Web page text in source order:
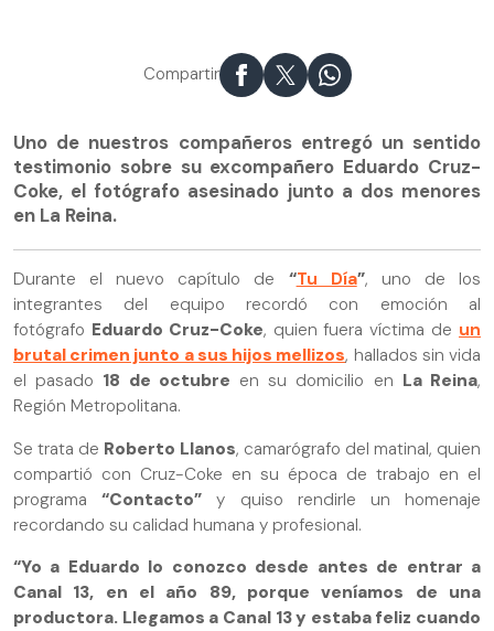
Compartir
Uno de nuestros compañeros entregó un sentido
testimonio sobre su excompañero Eduardo Cruz-
Coke, el fotógrafo asesinado junto a dos menores
en La Reina.
Durante el nuevo capítulo de “Tu Día”, uno de los
integrantes del equipo recordó con emoción al
fotógrafo Eduardo Cruz-Coke, quien fuera víctima de un
brutal crimen junto a sus hijos mellizos, hallados sin vida
el pasado 18 de octubre en su domicilio en La Reina,
Región Metropolitana.
Se trata de Roberto Llanos, camarógrafo del matinal, quien
compartió con Cruz-Coke en su época de trabajo en el
programa“Contacto” y quiso rendirle un homenaje
recordando su calidad humana y profesional.
“Yo a Eduardo lo conozco desde antes de entrar a
Canal 13, en el año 89, porque veníamos de una
productora. Llegamos a Canal 13 y estaba feliz cuando